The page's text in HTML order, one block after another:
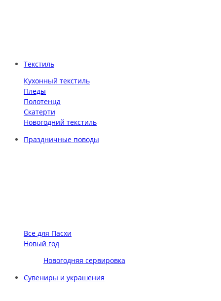
Текстиль
Кухонный текстиль
Пледы
Полотенца
Скатерти
Новогодний текстиль
Праздничные поводы
Все для Пасхи
Новый год
Новогодняя сервировка
Сувениры и украшения